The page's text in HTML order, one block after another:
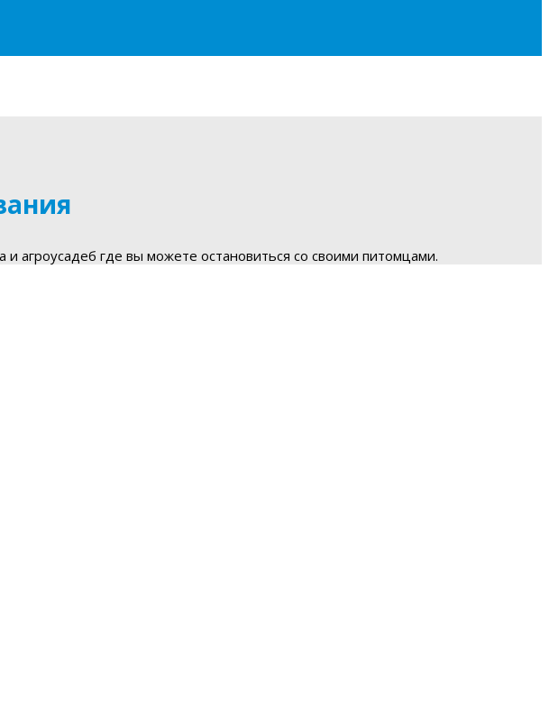
агроусадеб где вы можете остановиться со своими питомцами.